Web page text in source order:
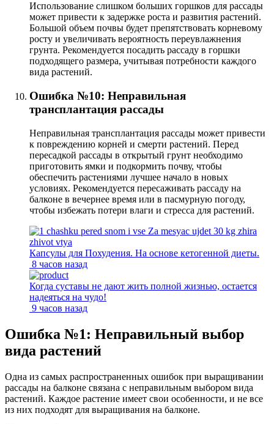
Использование слишком больших горшков для рассады
может привести к задержке роста и развития растений.
Большой объем почвы будет препятствовать корневому
росту и увеличивать вероятность переувлажнения
грунта. Рекомендуется посадить рассаду в горшки
подходящего размера, учитывая потребности каждого
вида растений.
Ошибка №10: Неправильная
трансплантация рассады
Неправильная трансплантация рассады может привести
к повреждению корней и смерти растений. Перед
пересадкой рассады в открытый грунт необходимо
приготовить ямки и подкормить почву, чтобы
обеспечить растениями лучшее начало в новых
условиях. Рекомендуется пересаживать рассаду на
балконе в вечернее время или в пасмурную погоду,
чтобы избежать потери влаги и стресса для растений.
Капсулы для Похудения. На основе кетогенной диеты.
8 часов назад
Когда суставы не дают жить полной жизнью, остается
надеяться на чудо!
9 часов назад
Ошибка №1: Неправильный выбор
вида растений
Одна из самых распространенных ошибок при выращивании
рассады на балконе связана с неправильным выбором вида
растений. Каждое растение имеет свои особенности, и не все
из них подходят для выращивания на балконе.